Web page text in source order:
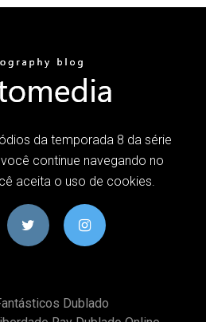
da temporada 8 da série
continue navegando no
aceita o uso de cookies.
Dublado